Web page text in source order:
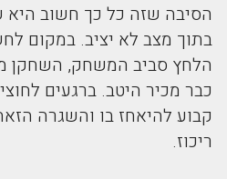
הסיבה שזה כל כך חשוב היא
בתוך מצב לא יציב. במקום
הלחץ סביב המשחק, השחקן
כבר מכיר היטב. ברגעים
קבוע להיאחז בו והשגרה
ריכוז.